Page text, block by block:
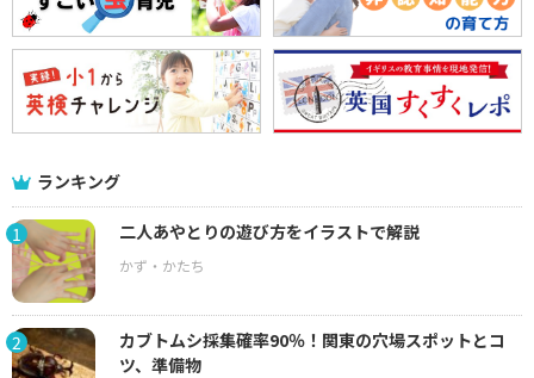
ランキング
1 二人あやとりの遊び方をイラストで解説
2
カブトムシ採集確率90％！関東の穴場スポットとコ
ツ、準備物